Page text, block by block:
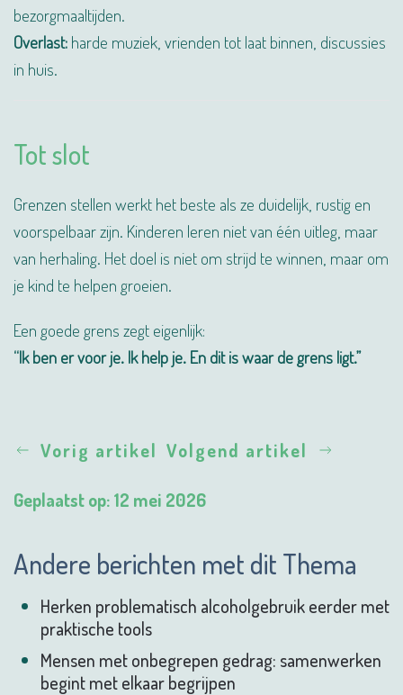
bezorgmaaltijden.
Overlast: harde muziek, vrienden tot laat binnen, discussies
in huis.
Tot slot
Grenzen stellen werkt het beste als ze duidelijk, rustig en
voorspelbaar zijn. Kinderen leren niet van één uitleg, maar
van herhaling. Het doel is niet om strijd te winnen, maar om
je kind te helpen groeien.
Een goede grens zegt eigenlijk:
“Ik ben er voor je. Ik help je. En dit is waar de grens ligt.”
Vorig artikel Volgend artikel
Geplaatst op: 12 mei 2026
Andere berichten met dit Thema
Herken problematisch alcoholgebruik eerder met
praktische tools
Mensen met onbegrepen gedrag: samenwerken
begint met elkaar begrijpen